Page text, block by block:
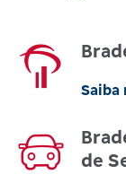
Saiba
de